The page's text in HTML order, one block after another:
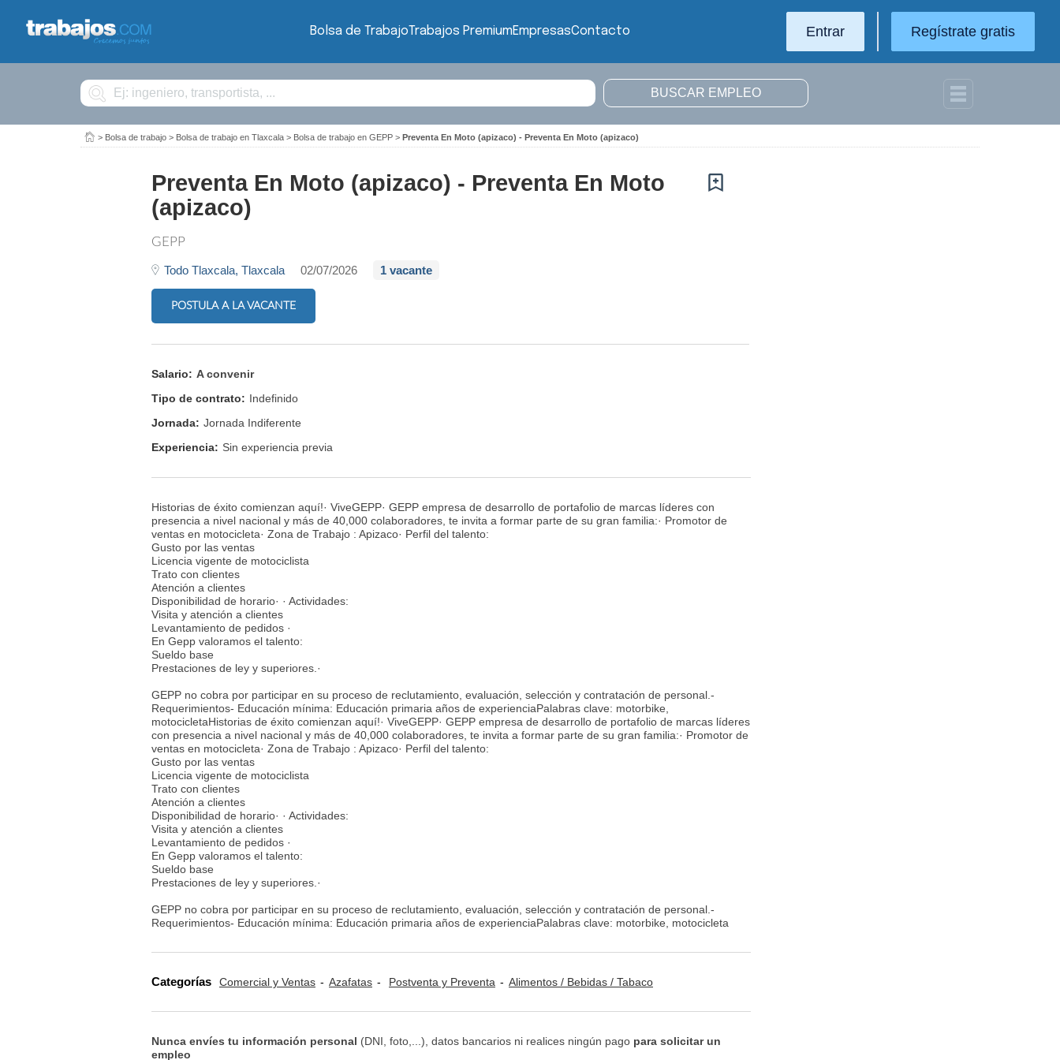
Bolsa de TrabajoTrabajos PremiumEmpresasContacto Entrar Regístrate gratis
Buscar
> Bolsa de trabajo > Bolsa de trabajo en Tlaxcala > Bolsa de trabajo en GEPP > Preventa En Moto (apizaco) - Preventa En Moto (apizaco)
Preventa En Moto (apizaco) - Preventa En Moto
(apizaco)
GEPP
Todo Tlaxcala, Tlaxcala 02/07/2026 1 vacante
POSTULA A LA VACANTE
Salario: A convenir
Tipo de contrato: Indefinido
Jornada: Jornada Indiferente
Experiencia: Sin experiencia previa
Historias de éxito comienzan aquí!· ViveGEPP· GEPP empresa de desarrollo de portafolio de marcas líderes con
presencia a nivel nacional y más de 40,000 colaboradores, te invita a formar parte de su gran familia:· Promotor de
ventas en motocicleta· Zona de Trabajo : Apizaco· Perfil del talento:
Gusto por las ventas
Licencia vigente de motociclista
Trato con clientes
Atención a clientes
Disponibilidad de horario· · Actividades:
Visita y atención a clientes
Levantamiento de pedidos ·
En Gepp valoramos el talento:
Sueldo base
Prestaciones de ley y superiores.·
GEPP no cobra por participar en su proceso de reclutamiento, evaluación, selección y contratación de personal.-
Requerimientos- Educación mínima: Educación primaria años de experienciaPalabras clave: motorbike,
motocicletaHistorias de éxito comienzan aquí!· ViveGEPP· GEPP empresa de desarrollo de portafolio de marcas líderes
con presencia a nivel nacional y más de 40,000 colaboradores, te invita a formar parte de su gran familia:· Promotor de
ventas en motocicleta· Zona de Trabajo : Apizaco· Perfil del talento:
Gusto por las ventas
Licencia vigente de motociclista
Trato con clientes
Atención a clientes
Disponibilidad de horario· · Actividades:
Visita y atención a clientes
Levantamiento de pedidos ·
En Gepp valoramos el talento:
Sueldo base
Prestaciones de ley y superiores.·
GEPP no cobra por participar en su proceso de reclutamiento, evaluación, selección y contratación de personal.-
Requerimientos- Educación mínima: Educación primaria años de experienciaPalabras clave: motorbike, motocicleta
Categorías Comercial y Ventas Azafatas Postventa y Preventa Alimentos / Bebidas / Tabaco
Nunca envíes tu información personal (DNI, foto,...), datos bancarios ni realices ningún pago para solicitar un
empleo